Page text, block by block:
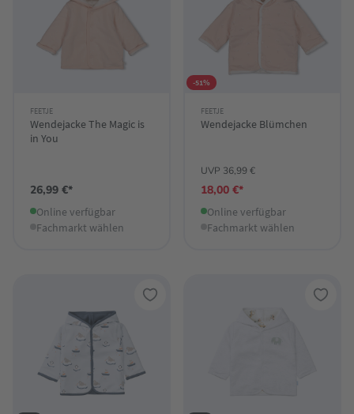
FEETJE
Wendejacke The Magic is
in You
26,99 €*
Online verfügbar
Fachmarkt wählen
-51%
FEETJE
Wendejacke Blümchen
UVP 36,99 €
18,00 €*
Online verfügbar
Fachmarkt wählen